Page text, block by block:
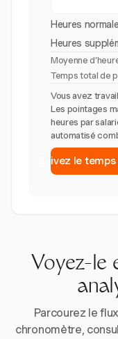
Heures
Heures
Moyenne
Temps total de
Vous avez
Les pointages
heures par
automatisé
Suivez le
Voyez-le
Parcourez le
chronomètre,